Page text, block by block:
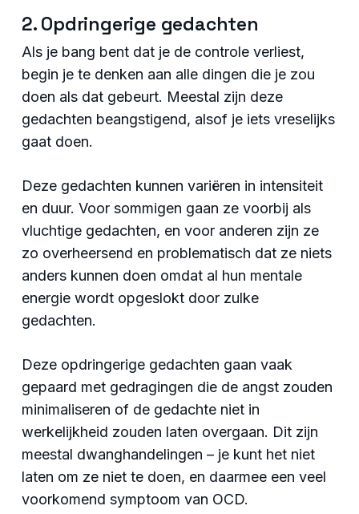
2. Opdringerige gedachten
Als je bang bent dat je de controle verliest,
begin je te denken aan alle dingen die je zou
doen als dat gebeurt. Meestal zijn deze
gedachten beangstigend, alsof je iets vreselijks
gaat doen.
Deze gedachten kunnen variëren in intensiteit
en duur. Voor sommigen gaan ze voorbij als
vluchtige gedachten, en voor anderen zijn ze
zo overheersend en problematisch dat ze niets
anders kunnen doen omdat al hun mentale
energie wordt opgeslokt door zulke
gedachten.
Deze opdringerige gedachten gaan vaak
gepaard met gedragingen die de angst zouden
minimaliseren of de gedachte niet in
werkelijkheid zouden laten overgaan. Dit zijn
meestal dwanghandelingen – je kunt het niet
laten om ze niet te doen, en daarmee een veel
voorkomend symptoom van OCD.